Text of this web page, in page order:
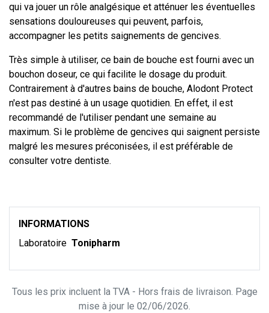
qui va jouer un rôle analgésique et atténuer les éventuelles
sensations douloureuses qui peuvent, parfois,
accompagner les petits saignements de gencives.
Très simple à utiliser, ce bain de bouche est fourni avec un
bouchon doseur, ce qui facilite le dosage du produit.
Contrairement à d'autres bains de bouche, Alodont Protect
n'est pas destiné à un usage quotidien. En effet, il est
recommandé de l'utiliser pendant une semaine au
maximum. Si le problème de gencives qui saignent persiste
malgré les mesures préconisées, il est préférable de
consulter votre dentiste.
INFORMATIONS
Laboratoire Tonipharm
Tous les prix incluent la TVA - Hors frais de livraison. Page
mise à jour le 02/06/2026.